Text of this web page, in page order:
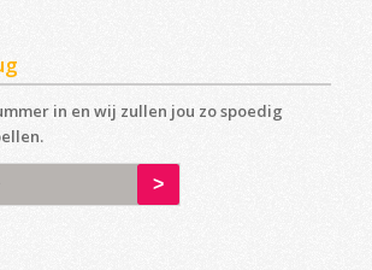
in en wij zullen jou zo spoedig